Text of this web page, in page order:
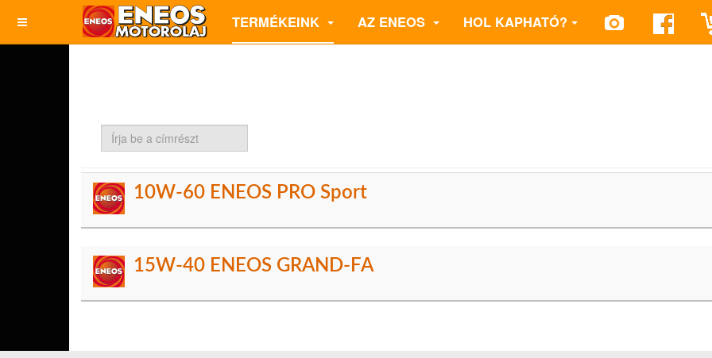
TERMÉKEINK AZ ENEOS HOL KAPHATÓ?
Írja
a
10W-60 ENEOS PRO Sport
15W-40 ENEOS GRAND-FA